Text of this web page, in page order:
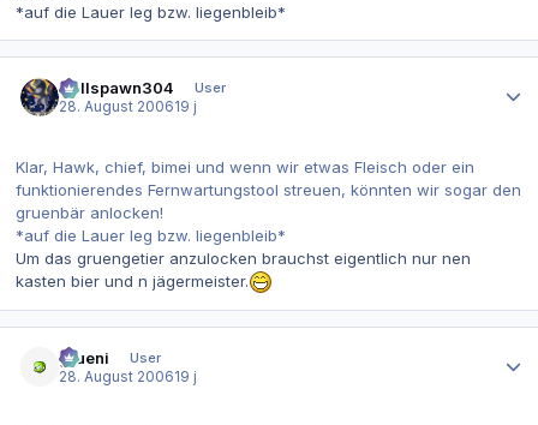
*auf die Lauer leg bzw. liegenbleib*
Hellspawn304
User
28. August 200619 j
Klar, Hawk, chief, bimei und wenn wir etwas Fleisch oder ein
funktionierendes Fernwartungstool streuen, könnten wir sogar den
gruenbär anlocken!
*auf die Lauer leg bzw. liegenbleib*
Um das gruengetier anzulocken brauchst eigentlich nur nen
kasten bier und n jägermeister.
grueni
User
28. August 200619 j